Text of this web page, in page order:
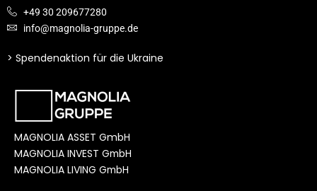
+49 30 209677280
info@magnolia-gruppe.de
> Spendenaktion für die Ukraine
MAGNOLIA ASSET GmbH
MAGNOLIA INVEST GmbH
MAGNOLIA LIVING GmbH